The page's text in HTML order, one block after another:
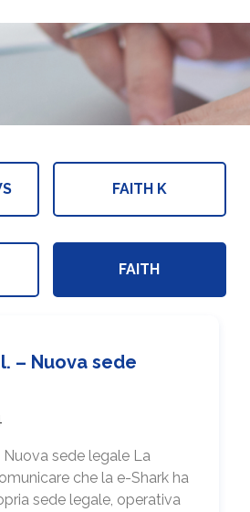
FAITH K
FAITH
– Nuova sede
Nuova sede legale La
che la e-Shark ha
sede legale, operativa